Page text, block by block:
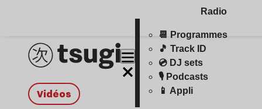
Radio
📆 Programmes
🎵 Track ID
💿 DJ sets
🎙️ Podcasts
📱 Appli
Vidéos